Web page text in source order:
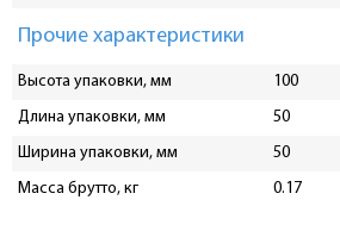
Прочие характеристики
Высота упаковки, мм
100
Длина упаковки, мм
50
Ширина упаковки, мм
50
Масса брутто, кг
0.17